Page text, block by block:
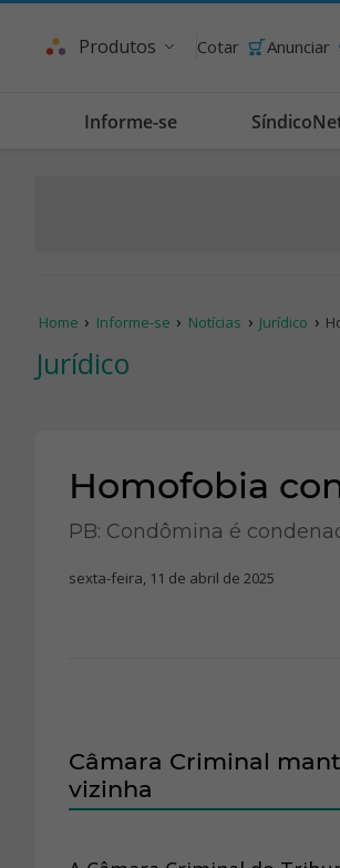
Produtos Cotar Anunciar
Informe-se
Home Informe-se Notícias Jurídico
Jurídico
Homofobia
PB: Condômina é
sexta-feira, 11 de abril de 2025
Câmara Criminal
vizinha